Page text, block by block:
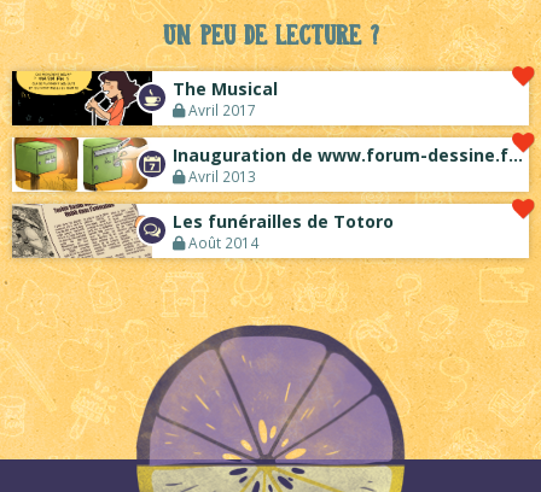
Un peu de lecture ?
The Musical
Avril 2017
Inauguration de www.forum-dessine.fr !
Avril 2013
Les funérailles de Totoro
Août 2014